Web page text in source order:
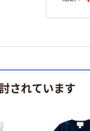
されています